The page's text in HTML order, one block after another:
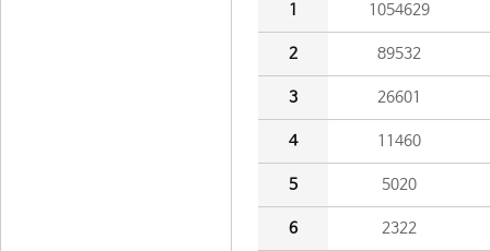
1 1054629
2 89532
3 26601
4 11460
5 5020
6 2322